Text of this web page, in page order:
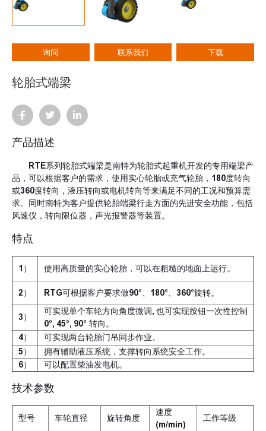
询问 联系我们 下载
轮胎式端梁
产品描述
RTE系列轮胎式端梁是南特为轮胎式起重机开发的专用端梁产
品，可以根据客户的需求，使用实心轮胎或充气轮胎，180度转向
或360度转向，液压转向或电机转向等来满足不同的工况和预算需
求。同时南特为客户提供轮胎端梁行走方面的先进安全功能，包括
风速仪，转向限位器，声光报警器等装置。
特点
1） 使用高质量的实心轮胎，可以在粗糙的地面上运行。
2） RTG可根据客户要求做90°、180°、360°旋转。
3）
可实现单个车轮方向角度微调, 也可实现按钮一次性控制
0°, 45°, 90° 转向。
4）
可实现两台轮胎门吊同步作业。
5）
拥有辅助液压系统，支撑转向系统安全工作。
6）
可以配置柴油发电机。
技术参数
型号 车轮直径 旋转角度
速度
(m/min)
工作等级